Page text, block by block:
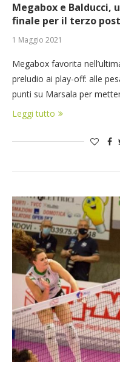
Megabox e Balducci,
finale per il terzo
1 Maggio 2021
Megabox favorita
preludio ai play-off: alle
punti su Marsala per
Leggi tutto